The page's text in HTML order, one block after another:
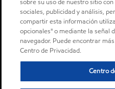
sobre su uso de nuestro sitio
sociales, publicidad y análisis,
compartir esta información
opcionales" o mediante la señal
navegador. Puede encontrar
Centro de Privacidad.
Centro